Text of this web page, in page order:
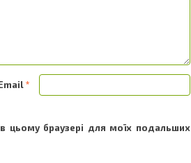
*
цьому браузері для моїх подальших